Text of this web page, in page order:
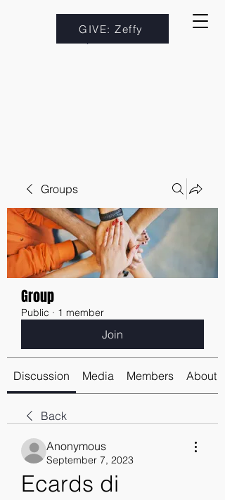
GIVE: Zeffy
Groups
Group
Public · 1 member
Join
Discussion Media Members About
Back
Anonymous
September 7, 2023
Ecards di